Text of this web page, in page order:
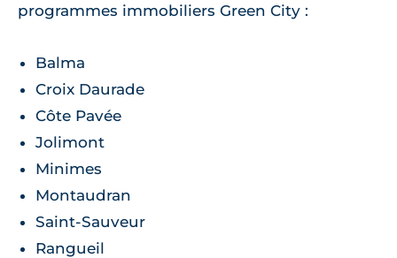
programmes immobiliers Green City :
Balma
Croix Daurade
Côte Pavée
Jolimont
Minimes
Montaudran
Saint-Sauveur
Rangueil